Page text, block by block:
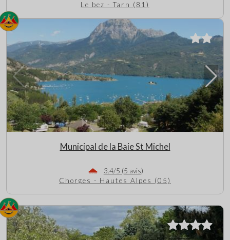
Le bez - Tarn (81)
Municipal de la Baie St Michel
3.4/5 (5 avis)
Chorges - Hautes Alpes (05)